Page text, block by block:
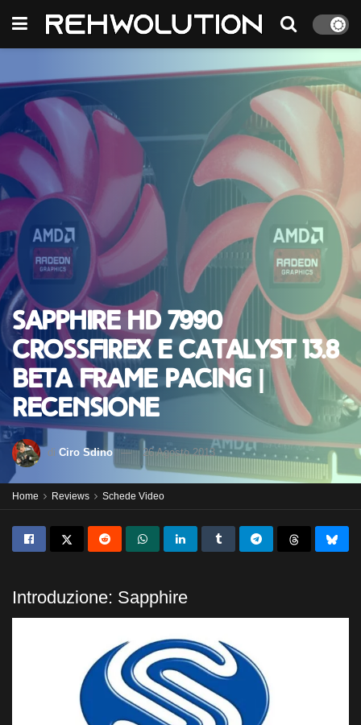
Sapphire HD 7990
CrossFireX e Catalyst 13.8
Beta Frame Pacing |
Recensione
di Ciro Sdino 26 Agosto 2013
Home Reviews Schede Video
Introduzione: Sapphire